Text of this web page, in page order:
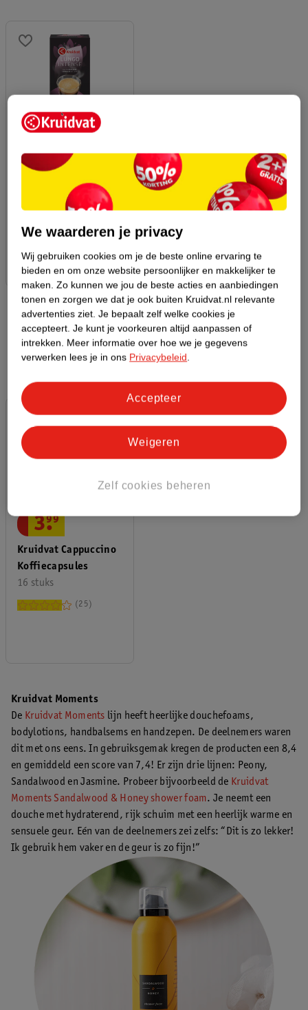
Kruidvat Lungo
Koffiecapsules
20 stuks
4.
5
Kruidvat Cappuccino koffiecapsules
Cappuccino-fans opgelet! DezeKruidvat koffiecapsules
een intense espresso, gecombineerd met romige melk voor een
dark roast arabica koffie.
Kruidvat Cappuccino
Koffiecapsules
16 stuks
3.
99
25
Kruidvat Moments
De Kruidvat Moments lijn heeft heerlijke douchefoams,
bodylotions, handbalsems en handzepen. De deelnemers waren
dit met ons eens. In gebruiksgemak kregen de producten een 8,4
en gemiddeld een score van 7,4! Er zijn drie lijnen: Peony,
Sandalwood en Jasmine. Probeer bijvoorbeeld de Kruidvat
Moments Sandalwood & Honey shower foam. Je neemt een
douche met hydraterend, rijk schuim met een heerlijk warme en
sensuele geur. Eén van de deelnemers zei zelfs: “Dit is zo lekker!
Ik gebruik hem vaker en de geur is zo fijn!”
We waarderen je privacy
Wij gebruiken cookies om je de beste online ervaring te
bieden en om onze website persoonlijker en makkelijker te
maken. Zo kunnen we jou de beste acties en aanbiedingen
tonen en zorgen we dat je ook buiten Kruidvat.nl relevante
advertenties ziet. Je bepaalt zelf welke cookies je
accepteert. Je kunt je voorkeuren altijd aanpassen of
intrekken. Meer informatie over hoe we je gegevens
verwerken lees je in ons Privacybeleid.
Zelf cookies beheren
Weigeren
Accepteer